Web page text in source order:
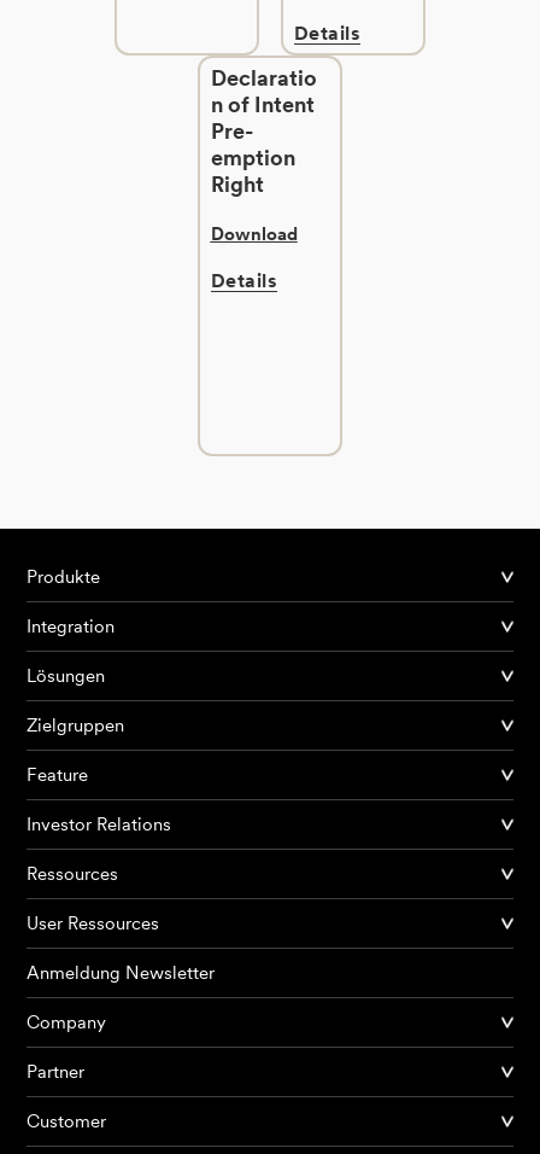
Produkte
Details
Declaratio
n of Intent
Pre-
emption
Right
Download
Details
Produkte
Integration
Lösungen
Zielgruppen
Feature
Investor Relations
Ressources
User Ressources
Anmeldung Newsletter
Company
Partner
Customer